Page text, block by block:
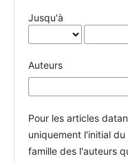
Jusqu'à
Auteurs
Pour les articles
uniquement l'initial
famille des l'auteurs